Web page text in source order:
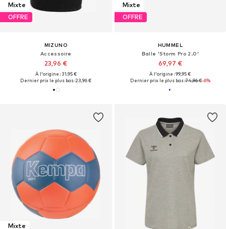
Mixte
OFFRE
MIZUNO
Accessoire
23,96 €
À l'origine : 31,95 €
Dernier prix le plus bas :23,96 €
Mixte
OFFRE
HUMMEL
Balle 'Storm Pro 2.0'
69,97 €
À l'origine : 99,95 €
Dernier prix le plus bas :74,96 €-6%
Mixte